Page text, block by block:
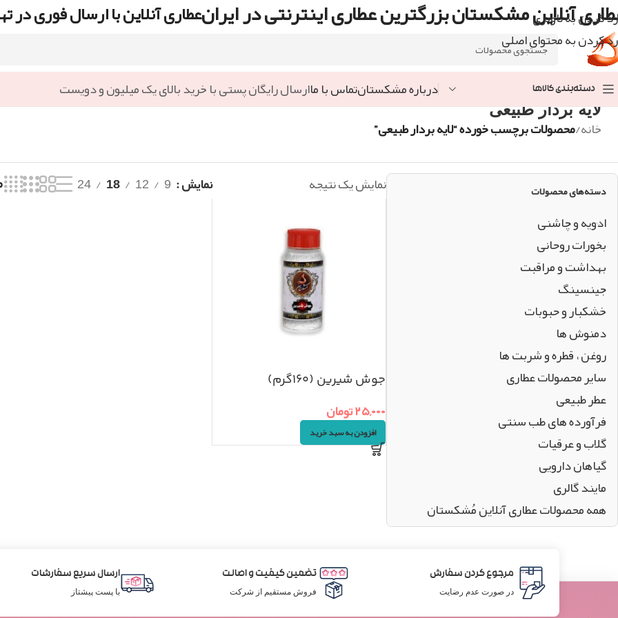
رد کردن به ناوبری
رد کردن به محتوای اصلی
آنلاین مشکستان بزرگترین عطاری اینترنتی در ایرانعطاری آنلاین با ارسال فوری در
دسته‌بندی کالاها درباره مشکستانتماس با ماارسال رایگان پستی با خرید بالای یک میلیون و دویست
لایه بردار طبیعی
خانه/محصولات برچسب خورده “لایه بردار طبیعی”
دسته‌های محصولات
ادویه و چاشنی
بخورات روحانی
بهداشت و مراقبت
جینسینگ
خشکبار و حبوبات
دمنوش ها
روغن ، قطره و شربت ها
سایر محصولات عطاری
عطر طبیعی
فرآورده های طب سنتی
گلاب و عرقیات
گیاهان دارویی
مایند گالری
همه محصولات عطاری آنلاین مُشکستان
نمایش یک نتیجه نمایش 9
12
18
24
جوش شیرین (۱۶۰گرم)
۲۵,۰۰۰تومان
افزودن به سبد خرید
مرجوع کردن سفارش
در صورت عدم رضایت
تضمین کیفیت و اصالت
فروش مستقیم از شرکت
ارسال سریع سفارشات
با پست پیشتاز